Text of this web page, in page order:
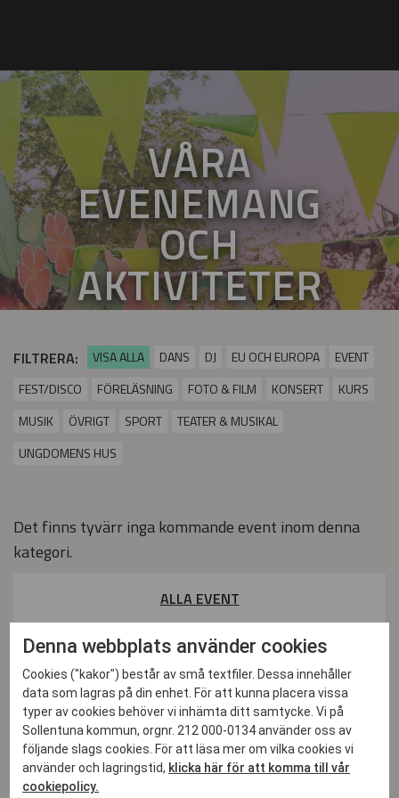
VÅRA
EVENEMANG
OCH
AKTIVITETER
FILTRERA: VISA ALLA DANS DJ EU OCH EUROPA
EVENT
FEST/DISCO
FÖRELÄSNING FOTO & FILM KONSERT
KURS
MUSIK
ÖVRIGT SPORT
TEATER & MUSIKAL
UNGDOMENS HUS
Det finns tyvärr inga kommande event inom denna
kategori.
ALLA EVENT
2026
JAN
07 jan till 11 mar - Nu öppnar Skidboden & Väsjöbacken!
10 jan - Nominera till Ungdomsgalan!
Denna webbplats använder cookies
Cookies ("kakor") består av små textfiler. Dessa innehåller
data som lagras på din enhet. För att kunna placera vissa
typer av cookies behöver vi inhämta ditt samtycke. Vi på
Sollentuna kommun, orgnr. 212 000-0134 använder oss av
följande slags cookies. För att läsa mer om vilka cookies vi
använder och lagringstid, klicka här för att komma till vår
cookiepolicy.